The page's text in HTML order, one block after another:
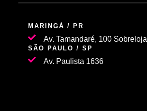
MARINGÁ / PR
Av. Tamandaré, 100 Sobreloja
SÃO PAULO / SP
Av. Paulista 1636